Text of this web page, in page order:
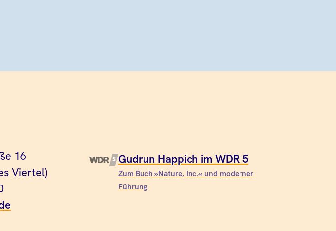
16
Viertel)
Gudrun Happich im WDR 5
Zum Buch »Nature, Inc.« und moderner
Führung